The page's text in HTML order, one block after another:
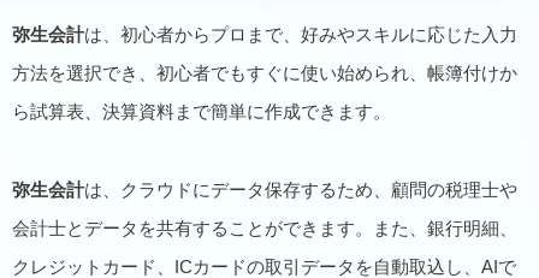
弥生会計は、初心者からプロまで、好みやスキルに応じた入力
方法を選択でき、初心者でもすぐに使い始められ、帳簿付けか
ら試算表、決算資料まで簡単に作成できます。
弥生会計は、クラウドにデータ保存するため、顧問の税理士や
会計士とデータを共有することができます。また、銀行明細、
クレジットカード、ICカードの取引データを自動取込し、AIで